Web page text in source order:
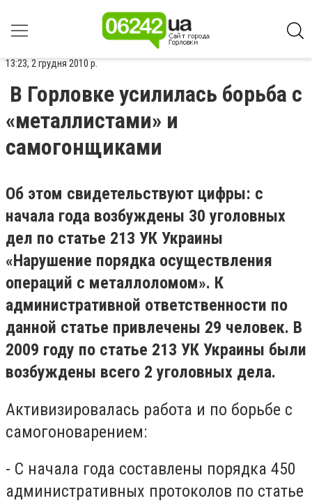
13:23, 2 грудня 2010 р.
В Горловке усилилась борьба с
«металлистами» и
самогонщиками
Об этом свидетельствуют цифры: с
начала года возбуждены 30 уголовных
дел по статье 213 УК Украины
«Нарушение порядка осуществления
операций с металлоломом». К
административной ответственности по
данной статье привлечены 29 человек. В
2009 году по статье 213 УК Украины были
возбуждены всего 2 уголовных дела.
Активизировалась работа и по борьбе с
самогоноварением:
- С начала года составлены порядка 450
административных протоколов по статье